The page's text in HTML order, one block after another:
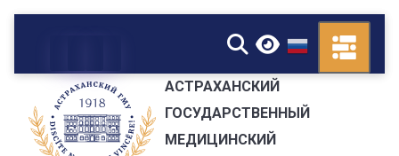
▼
АСТРАХАНСКИЙ
ГОСУДАРСТВЕННЫЙ
МЕДИЦИНСКИЙ